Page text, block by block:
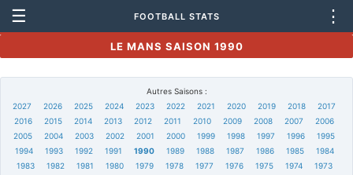
☰ FOOTBALL STATS ⋮
LE MANS SAISON 1990
Autres Saisons :
2027
2026 2025 2024 2023 2022 2021 2020 2019 2018
2017
2016
2015 2014 2013 2012 2011 2010 2009 2008 2007
2006
2005
2004 2003 2002 2001 2000 1999 1998 1997 1996
1995
1994
1993 1992 1991 1990 1989 1988 1987 1986 1985
1984
1983
1982 1981 1980 1979 1978 1977 1976 1975 1974
1973